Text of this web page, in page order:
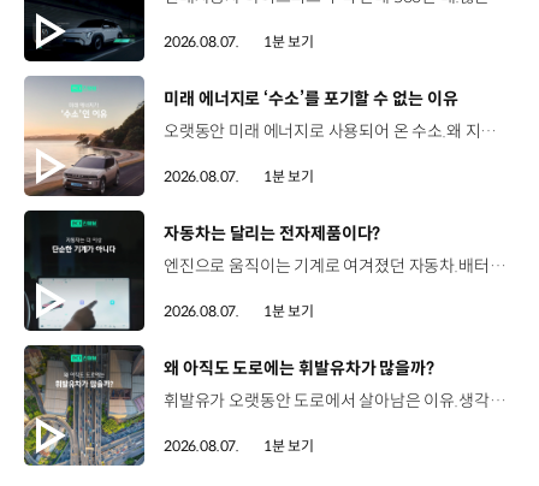
2026.08.07. 1분 보기
[동영상]
미래 에너지로 ‘수소’를 포기할 수 없는 이유
오랫동안 미래 에너지로 사용되어 온 수소.왜 지금까지도 중요한 선택지로 꼽힐까요? 현대진행형 팟캐스트 EP.21에서 확인하세요.📻 #현대자동차그룹 #현대진행형 #모빌리티팟캐스트 #수소전기차 #수소에너지 #연료 #미래모빌리티 #모빌리티
2026.08.07. 1분 보기
[동영상]
자동차는 달리는 전자제품이다?
엔진으로 움직이는 기계로 여겨졌던 자동차.배터리와 소프트웨어를 통해 어떻게 바뀌고 있을까요? 현대진행형 팟캐스트 EP.21에서 확인하세요.📻 #현대자동차그룹 #현대진행형 #모빌리티팟캐스트 #SDV #전기차 #연료 #미래모빌리티 #모빌리티
2026.08.07. 1분 보기
[동영상]
왜 아직도 도로에는 휘발유차가 많을까?
휘발유가 오랫동안 도로에서 살아남은 이유.생각보다 강력한 장점이 있었습니다. 현대진행형 팟캐스트 EP.21에서 확인하세요.📻 #현대자동차그룹 #현대진행형 #모빌리티팟캐스트 #휘발유 #내연기관 #연료 #미래모빌리티 #모빌리티
2026.08.07. 1분 보기